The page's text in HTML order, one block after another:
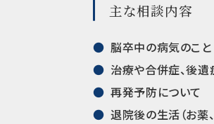
主な相談内容
脳卒中の病気のこと
治療や合併症、後遺
再発予防について
退院後の生活（お薬